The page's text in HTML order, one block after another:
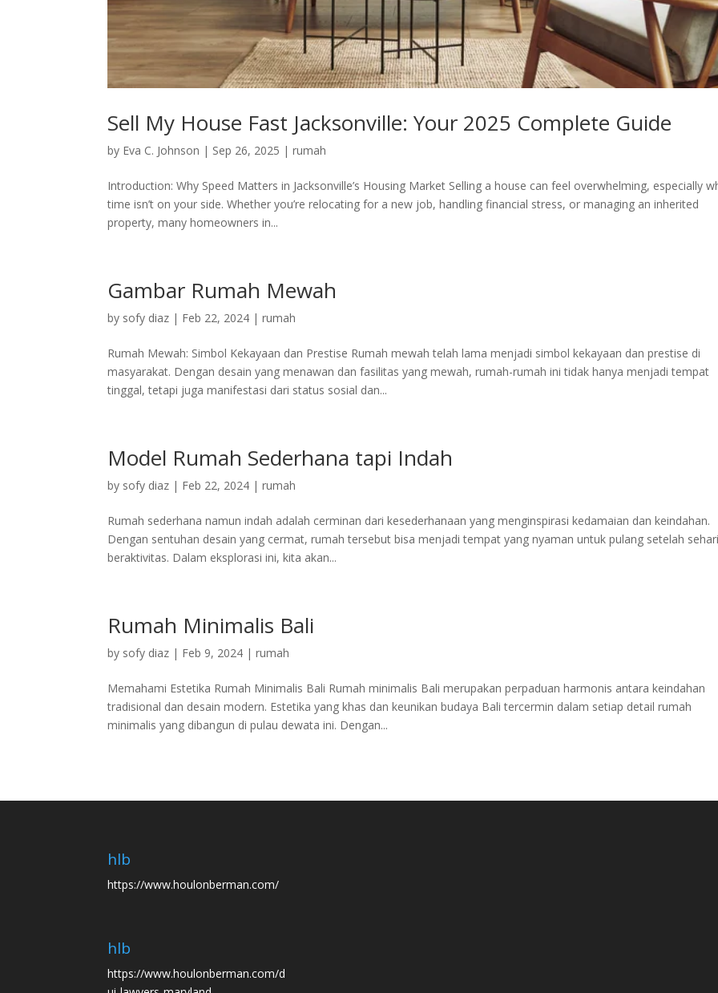
Sell My House Fast Jacksonville: Your 2025 Complete Guide
by Eva C. Johnson | Sep 26, 2025 |rumah
Introduction: Why Speed Matters in Jacksonville’s Housing Market Selling a house can feel overwhelming, especially
time isn’t on your side. Whether you’re relocating for a new job, handling financial stress, or managing an inherited
property, many homeowners in...
Gambar Rumah Mewah
by sofy diaz | Feb 22, 2024 |rumah
Rumah Mewah: Simbol Kekayaan dan Prestise Rumah mewah telah lama menjadi simbol kekayaan dan prestise di
masyarakat. Dengan desain yang menawan dan fasilitas yang mewah, rumah-rumah ini tidak hanya menjadi tempat
tinggal, tetapi juga manifestasi dari status sosial dan...
Model Rumah Sederhana tapi Indah
by sofy diaz | Feb 22, 2024 |rumah
Rumah sederhana namun indah adalah cerminan dari kesederhanaan yang menginspirasi kedamaian dan keindahan.
Dengan sentuhan desain yang cermat, rumah tersebut bisa menjadi tempat yang nyaman untuk pulang setelah
beraktivitas. Dalam eksplorasi ini, kita akan...
Rumah Minimalis Bali
by sofy diaz | Feb 9, 2024 |rumah
Memahami Estetika Rumah Minimalis Bali Rumah minimalis Bali merupakan perpaduan harmonis antara keindahan
tradisional dan desain modern. Estetika yang khas dan keunikan budaya Bali tercermin dalam setiap detail rumah
minimalis yang dibangun di pulau dewata ini. Dengan...
hlb
https://www.houlonberman.com/
hlb
https://www.houlonberman.com/d